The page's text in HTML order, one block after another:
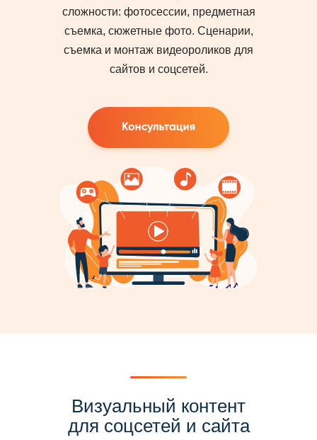
сложности: фотосессии, предметная
съемка, сюжетные фото. Сценарии,
съемка и монтаж видеороликов для
сайтов и соцсетей.
Визуальный контент
для соцсетей и сайта